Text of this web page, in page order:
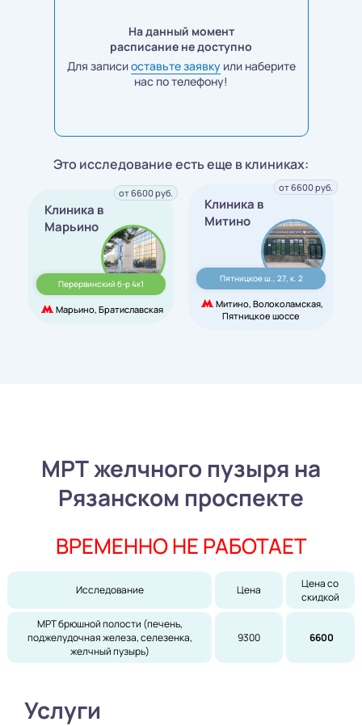
На данный момент
расписание не доступно
Для записиоставьте заявкуили наберите
нас по телефону!
Это исследование есть еще в клиниках:
Клиника в
Марьино
Перервинский б-р 4к1
Марьино, Братиславская
от 6600 руб.
Клиника в
Митино
Пятницкое ш., 27, к. 2
Митино, Волоколамская,
Пятницкое шоссе
от 6600 руб.
МРТ желчного пузыря на
Рязанском проспекте
ВРЕМЕННО НЕ РАБОТАЕТ
Исследование Цена
Цена со
скидкой
МРТ брюшной полости (печень,
поджелудочная железа, селезенка,
желчный пузырь)
9300 6600
Услуги